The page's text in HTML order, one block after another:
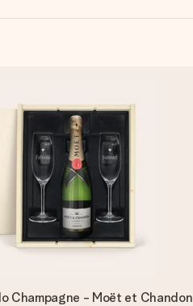
Champagne - Moët et Chandon